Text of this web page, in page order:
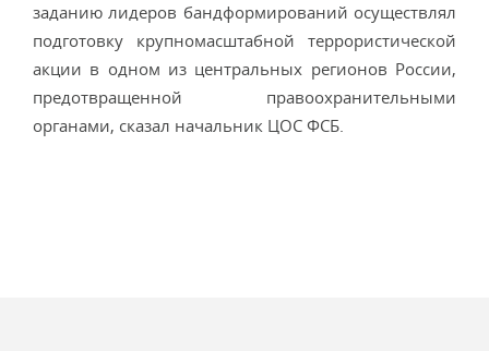
заданию лидеров бандформирований осуществлял
подготовку крупномасштабной террористической
акции в одном из центральных регионов России,
предотвращенной правоохранительными
органами, сказал начальник ЦОС ФСБ.